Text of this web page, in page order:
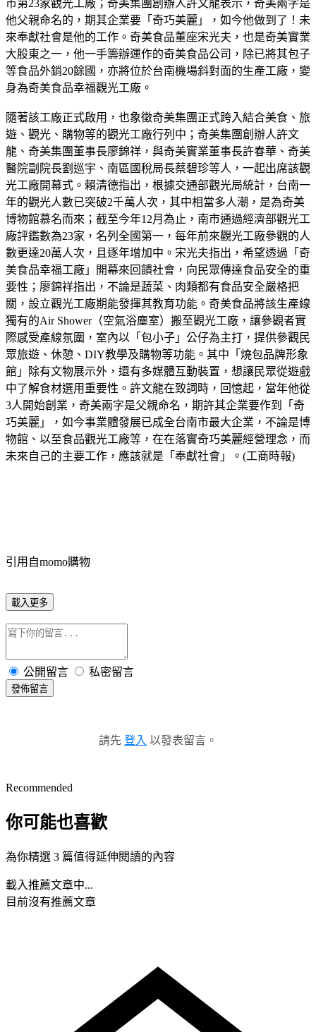
市第23家觀光工廠；奇美集團創辦人許文龍表示，奇美兩字是
他父親命名的，期其企業要「奇巧美麗」，如今他做到了！未
來奉獻社會是他的工作。奇美食品董座宋光夫，也是奇美實業
大股東之一，他一手籌辦運作的奇美食品公司，除已將其包子
等食品外銷20餘國，亦將位於台南機場斜對面的生產工廠，變
身為奇美食品幸福觀光工廠。
隨著該工廠正式啟用，也象徵奇美集團正式跨入結合美食、旅
遊、觀光、購物等的觀光工廠行列中；奇美集團創辦人許文
龍、奇美集團董事長廖錦祥，與奇美實業董事長許春華、奇美
醫院副院長劉巡宇、南區國稅局長蔡碧珍等人，一起出席該觀
光工廠開幕式。賴清德指出，根據交通部觀光局統計，台南一
年的觀光人數已突破2千萬人次，其中相當多人潮，是為奇美
博物館慕名而來；截至今年12月為止，南市通過經濟部觀光工
廠評鑑數為23家，名列全國第一，每年前來觀光工廠參觀的人
數更達20萬人次，且逐年增加中。宋光夫指出，希望透過「奇
美食品幸福工廠」開幕來回饋社會，向民眾傳達食品安全的重
要性；廖錦祥指出，不論是蔬菜、肉類都有食品安全嚴格把
關，設立觀光工廠期能發揮其教育功能。奇美食品將該生產線
獨有的Air Shower（空氣浴塵室）搬至觀光工廠，讓參觀者實
際感受產線氛圍，室內以「包小子」公仔為主打，提供參觀民
眾旅遊、休憩、DIY教學及購物等功能。其中「燒包品牌形象
館」除有文物展示外，還有多媒體互動裝置，想讓民眾從遊戲
中了解食材選用重要性。許文龍在致詞時，回憶起，當年他從
3人開始創業，奇美兩字是父親命名，期許其企業要作到「奇
巧美麗」，如今事業體發展已成全台南市最大企業，不論是博
物館、以至食品觀光工廠等，在在落實奇巧美麗經營理念，而
未來自己的主要工作，應該就是「奉獻社會」。(工商時報)
引用自momo購物
載入更多
公開留言 私密留言
發佈留言
請先 登入 以發表留言。
Recommended
你可能也喜歡
為你精選 3 篇值得延伸閱讀的內容
載入推薦文章中...
目前沒有推薦文章